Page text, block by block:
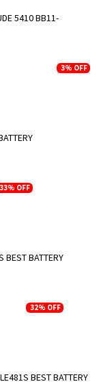
5410 BB11-
3% OFF
33% OFF
BEST BATTERY
32% OFF
BEST BATTERY